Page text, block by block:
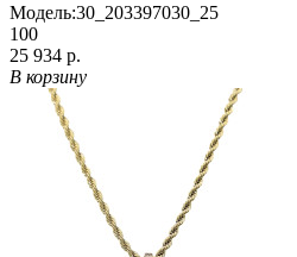
Модель:30_203397030_25
100
25 934 р.
В корзину